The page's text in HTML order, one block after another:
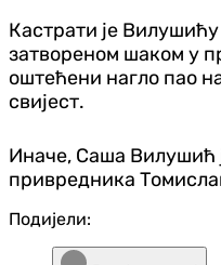
Кастрати је
затвореном шаком у
оштећени нагло пао
свијест.
Иначе, Саша Вилушић
привредника
Подијели: